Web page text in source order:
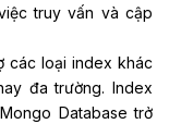
truy vấn và cập
các loại index khác
đa trường. Index
Database trở